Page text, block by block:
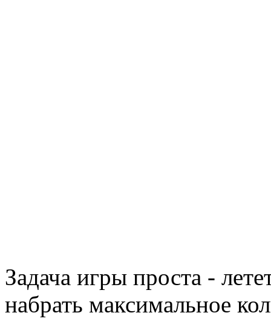
Задача игры проста -
набрать максимальное